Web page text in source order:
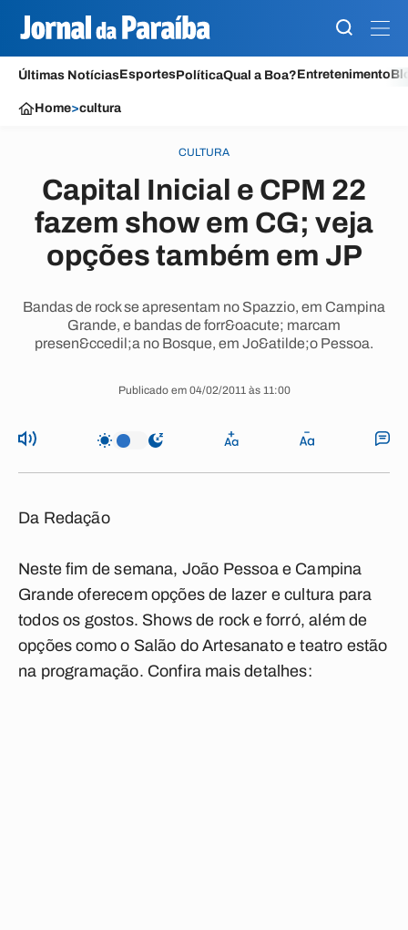
Últimas NotíciasEsportesPolíticaQual a Boa?Entretenimento
Home>cultura
CULTURA
Capital Inicial e CPM 22
fazem show em CG; veja
opções também em JP
Bandas de rock se apresentam no Spazzio, em Campina
Grande, e bandas de forr&oacute; marcam
presen&ccedil;a no Bosque, em Jo&atilde;o Pessoa.
Publicado em 04/02/2011 às 11:00
Da Redação
Neste fim de semana, João Pessoa e Campina
Grande oferecem opções de lazer e cultura para
todos os gostos. Shows de rock e forró, além de
opções como o Salão do Artesanato e teatro estão
na programação. Confira mais detalhes: